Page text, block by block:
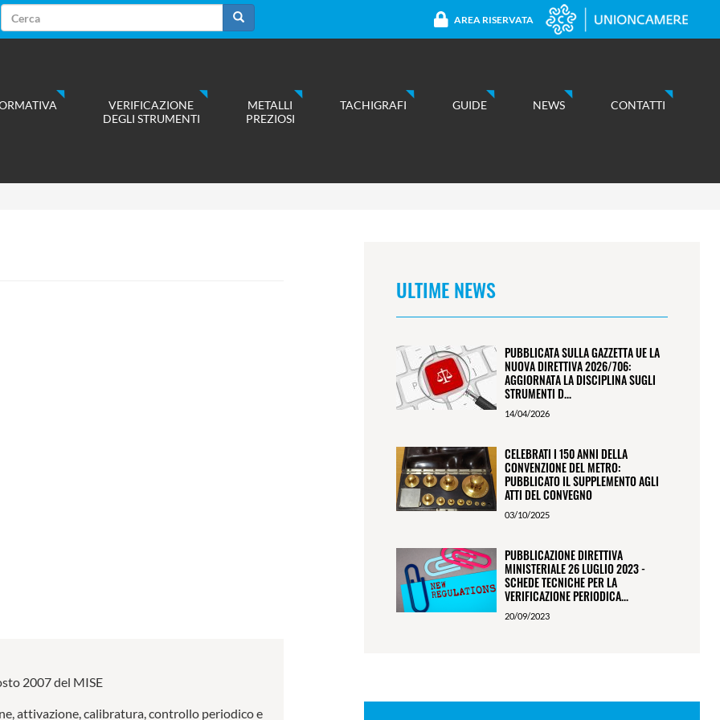
Form
di
Cerca
AREA RISERVATA
VERIFICAZIONE
DEGLI STRUMENTI
METALLI
PREZIOSI
TACHIGRAFI GUIDE NEWS CONTATTI
2007 del MISE
attivazione, calibratura, controllo periodico e
ULTIME NEWS
PUBBLICATA SULLA GAZZETTA UE LA
NUOVA DIRETTIVA 2026/706:
AGGIORNATA LA DISCIPLINA SUGLI
STRUMENTI D...
14/04/2026
CELEBRATI I 150 ANNI DELLA
CONVENZIONE DEL METRO:
PUBBLICATO IL SUPPLEMENTO AGLI
ATTI DEL CONVEGNO
03/10/2025
PUBBLICAZIONE DIRETTIVA
MINISTERIALE 26 LUGLIO 2023 -
SCHEDE TECNICHE PER LA
VERIFICAZIONE PERIODICA...
20/09/2023